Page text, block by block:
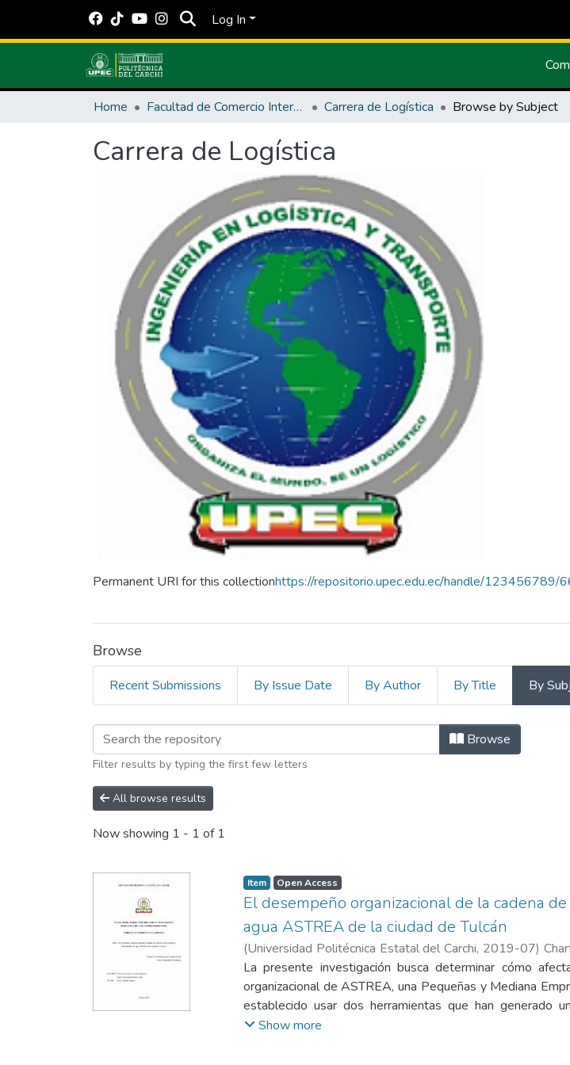
Log In
Home Facultad de Comercio Internacional, Integración, Administración y Economía Empresarial Carrera de Logística Browse by Subject
Carrera de Logística
Permanent URI for this collectionhttps://repositorio.upec.edu.ec/handle/123456789/
Browse
Recent Submissions By Issue Date By Author By Title By
Browsing Carrera de Logística byBrowse
Filter results by typing the first few letters
All browse results
Now showing 1 - 1 of 1
Item Open Access
El desempeño organizacional de la cadena
agua ASTREA de la ciudad de Tulcán
(Universidad Politécnica Estatal del Carchi, 2019-07)
Paúl
La presente investigación busca determinar cómo
organizacional de ASTREA, una Pequeñas y Mediana
establecido usar dos herramientas que han generado
Balanced Scorecard (BSC) y el Supply Chain Operations
Show more